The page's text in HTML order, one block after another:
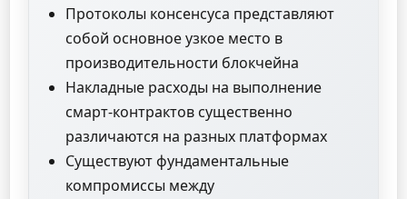
Протоколы консенсуса представляют
собой основное узкое место в
производительности блокчейна
Накладные расходы на выполнение
смарт-контрактов существенно
различаются на разных платформах
Существуют фундаментальные
компромиссы между